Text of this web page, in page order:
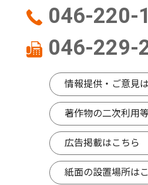
046-220-
046-229-
情報提供・ご意見
著作物の二次利用
広告掲載はこちら
紙面の設置場所は